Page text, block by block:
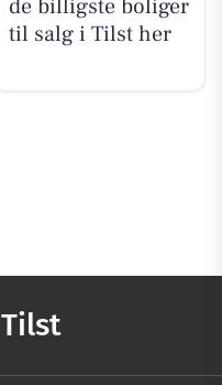
de billigste boliger
til salg i Tilst her
Tilst